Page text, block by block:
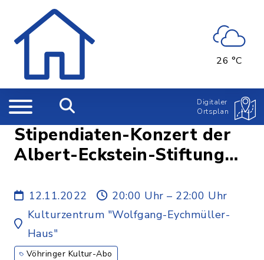
26 °C
Digitaler
Ortsplan
Stipendiaten-Konzert der
Albert-Eckstein-Stiftung
+ Freiverkauf)
12.11.2022
20:00 Uhr – 22:00 Uhr
Kulturzentrum "Wolfgang-Eychmüller-
Haus"
Vöhringer Kultur-Abo